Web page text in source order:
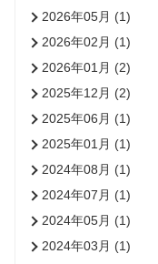
2026年05月 (1)
2026年02月 (1)
2026年01月 (2)
2025年12月 (2)
2025年06月 (1)
2025年01月 (1)
2024年08月 (1)
2024年07月 (1)
2024年05月 (1)
2024年03月 (1)